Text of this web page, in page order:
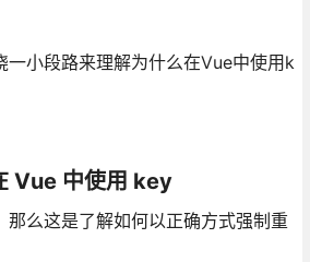
一小段路来理解为什么在Vue中使用k
Vue 中使用 key
那么这是了解如何以正确方式强制重